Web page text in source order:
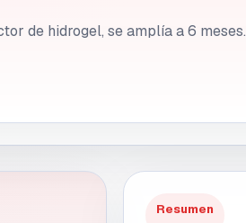
de hidrogel, se amplía a 6 meses.
Resumen